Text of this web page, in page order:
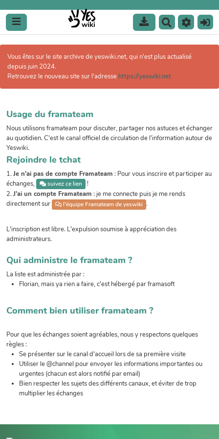
e
e
h
Vous êtes sur le site archive de yeswiki.net, qui n'est plus actualisé
depuis juin 2024.
Retrouvez le nouveau site sur l'adresse https://yeswiki.net
Usage du framateam
Nous utilisons framateam pour discuter, partager nos astuces et échanger
au quotidien. C'est le canal officiel de circulation de l'information autour de
Yeswiki.
Rejoindre le tchat
1. Je n'ai pas de compte Framateam : Pour vous inscrire et participer au
échanges,
suivez ce lien
!
2. J'ai un compte Framateam : je me connecte puis je me rends
directement sur
l'équipe Framateam de yeswiki .
L'inscription est libre. L'expulsion soumise à appréciation des
administrateurs.
Qui administre le framateam ?
La liste est administrée par :
Florian, mais ya rien a faire, c'est hébergé par framasoft
Comment bien utiliser framateam ?
Pour que les échanges soient agréables, nous y respectons quelques
règles :
Se présenter sur le canal d'accueil lors de sa première visite
Utiliser le @channel pour envoyer les informations importantes ou
urgentes (chacun est alors notifié par email)
Bien respecter les sujets des différents canaux, et éviter de trop
multiplier les échanges